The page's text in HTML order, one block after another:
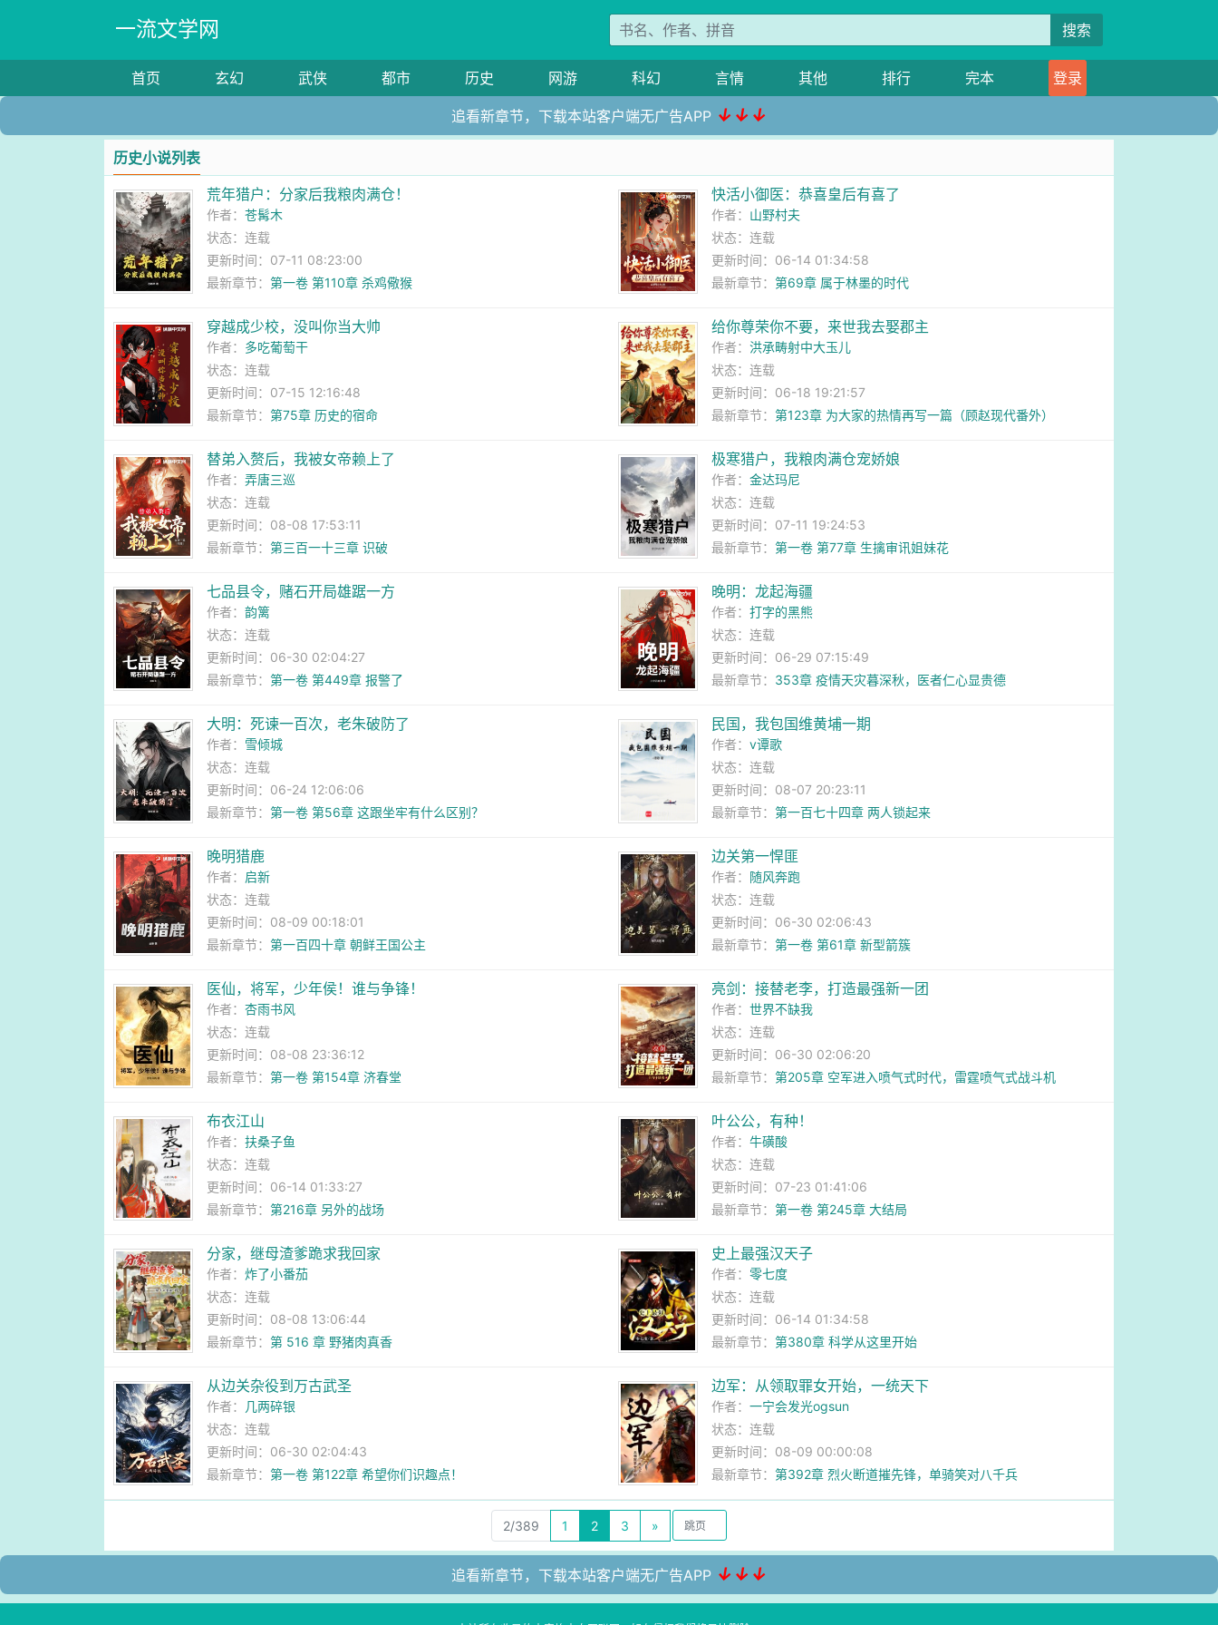
一流文学网 搜索
首页 玄幻 武侠 都市 历史 网游 科幻 言情 其他 排行 完本 登录
追看新章节，下载本站客户端无广告APP ↓↓↓
历史小说列表
荒年猎户：分家后我粮肉满仓！
作者：苍髯木
状态：连载
更新时间：07-11 08:23:00
最新章节：第一卷 第110章 杀鸡儆猴
快活小御医：恭喜皇后有喜了
作者： 山野村夫
状态：连载
更新时间：06-14 01:34:58
最新章节： 第69章 属于林墨的时代
穿越成少校，没叫你当大帅
作者： 多吃葡萄干
状态：连载
更新时间：07-15 12:16:48
最新章节：第75章 历史的宿命
给你尊荣你不要，来世我去娶郡主
作者： 洪承畴射中大玉儿
状态：连载
更新时间：06-18 19:21:57
最新章节： 第123章 为大家的热情再写一篇（顾赵现代番外）
替弟入赘后，我被女帝赖上了
作者：弄唐三巡
状态：连载
更新时间：08-08 17:53:11
最新章节：第三百一十三章 识破
极寒猎户，我粮肉满仓宠娇娘
作者： 金达玛尼
状态：连载
更新时间：07-11 19:24:53
最新章节： 第一卷 第77章 生擒审讯姐妹花
七品县令，赌石开局雄踞一方
作者：韵篱
状态：连载
更新时间：06-30 02:04:27
最新章节：第一卷 第449章 报警了
晚明：龙起海疆
作者： 打字的黑熊
状态：连载
更新时间：06-29 07:15:49
最新章节： 353章 疫情天灾暮深秋，医者仁心显贵德
大明：死谏一百次，老朱破防了
作者： 雪倾城
状态：连载
更新时间：06-24 12:06:06
最新章节：第一卷 第56章 这跟坐牢有什么区别？
民国，我包国维黄埔一期
作者： v谭歌
状态：连载
更新时间：08-07 20:23:11
最新章节： 第一百七十四章 两人锁起来
晚明猎鹿
作者： 启新
状态：连载
更新时间：08-09 00:18:01
最新章节：第一百四十章 朝鲜王国公主
边关第一悍匪
作者： 随风奔跑
状态：连载
更新时间：06-30 02:06:43
最新章节： 第一卷 第61章 新型箭簇
医仙，将军，少年侯！谁与争锋！
作者：杏雨书风
状态：连载
更新时间：08-08 23:36:12
最新章节：第一卷 第154章 济春堂
亮剑：接替老李，打造最强新一团
作者： 世界不缺我
状态：连载
更新时间：06-30 02:06:20
最新章节： 第205章 空军进入喷气式时代，雷霆喷气式战斗机
布衣江山
作者：扶桑子鱼
状态：连载
更新时间：06-14 01:33:27
最新章节：第216章 另外的战场
叶公公，有种！
作者： 牛磺酸
状态：连载
更新时间：07-23 01:41:06
最新章节： 第一卷 第245章 大结局
分家，继母渣爹跪求我回家
作者：炸了小番茄
状态：连载
更新时间：08-08 13:06:44
最新章节：第 516 章 野猪肉真香
史上最强汉天子
作者： 零七度
状态：连载
更新时间：06-14 01:34:58
最新章节： 第380章 科学从这里开始
从边关杂役到万古武圣
作者： 几两碎银
状态：连载
更新时间：06-30 02:04:43
最新章节：第一卷 第122章 希望你们识趣点！
边军：从领取罪女开始，一统天下
作者： 一宁会发光ogsun
状态：连载
更新时间：08-09 00:00:08
最新章节： 第392章 烈火断道摧先锋，单骑笑对八千兵
2/389 1 2 3 »
追看新章节，下载本站客户端无广告APP ↓↓↓